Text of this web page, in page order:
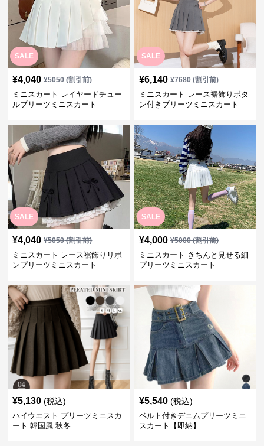
SALE
¥4,040 ¥5050(割引前)
ミニスカート レイヤードチュー
ルプリーツミニスカート
SALE
¥6,140 ¥7680(割引前)
ミニスカート レース裾飾りボタ
ン付きプリーツミニスカート
SALE
¥4,040 ¥5050(割引前)
ミニスカート レース裾飾りリボ
ンプリーツミニスカート
SALE
¥4,000 ¥5000(割引前)
ミニスカート きちんと見せる細
プリーツミニスカート
¥5,130 (税込)
ハイウエスト プリーツミニスカ
ート 韓国風 秋冬
¥5,540 (税込)
ベルト付きデニムプリーツミニ
スカート【即納】